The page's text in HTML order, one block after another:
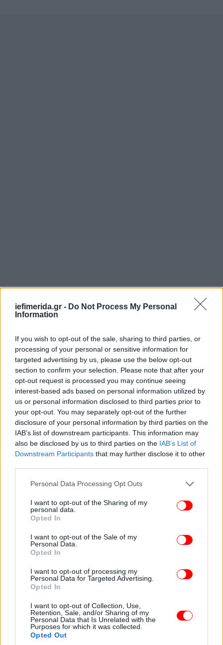
iefimerida.gr - Do Not Process My Personal
Information
If you wish to opt-out of the sale, sharing to third parties, or
processing of your personal or sensitive information for
targeted advertising by us, please use the below opt-out
section to confirm your selection. Please note that after your
opt-out request is processed you may continue seeing
interest-based ads based on personal information utilized by
us or personal information disclosed to third parties prior to
your opt-out. You may separately opt-out of the further
disclosure of your personal information by third parties on the
IAB’s list of downstream participants. This information may
also be disclosed by us to third parties on the IAB’s List of
Downstream Participants that may further disclose it to other
Please note that this website/app uses one or more Google
not limited to your visit or usage behaviour. You may click to
grant or deny consent to Google and its third-party tags to
use your data for below specified purposes in below Google
consent section.
Personal Data Processing Opt Outs
I want to opt-out of the Sharing of my
personal data.
Opted In
I want to opt-out of the Sale of my
Personal Data.
Opted In
I want to opt-out of processing my
Personal Data for Targeted Advertising.
Opted In
I want to opt-out of Collection, Use,
Retention, Sale, and/or Sharing of my
Personal Data that Is Unrelated with the
Purposes for which it was collected.
Opted Out
Από την Εθνική Λυρική Σκηνή η Ιφιγένεια εν Αυλίδι
παρουσιάζεται για πρώτη φορά, ενώ η Ιφιγένεια εν
Ταύροις παραστάθηκε για πρώτη φορά στις 2
Οκτωβρίου 1946 στο Ωδείο Ηρώδου Αττικού, σε
μουσική διεύθυνση Αντίοχου Ευαγγελάτου και
σκηνοθεσία Κίμωνα Τριανταφύλλου. Γιατί, όμως,
τώρα η παρουσίαση των Ιφιγενειών; «Γιατί ο
πόλεμος είναι ξανά δίπλα μας. Γιατί έχουμε ανάγκη
τα μεγάλα κείμενα για να αποστασιοποιηθούμε από
το τρομακτικό παρόν και να αναστοχαστούμε το
δυσοίωνο μέλλον μας. Γιατί η τραγική μοίρα του
οίκου των Ατρειδών –πριν και μετά το δραματικό
διαχρονικό και πανανθρώπινο μάθημα για τον
άνθρωπο», όπως σημειώνει ο Καλλιτεχνικός
Διευθυντής της ΕΛΣ Γιώργος Κουμεντάκης.
O γεννημένος στη Μόσχα Ντμίτρι Τσερνιακόφ
θεωρείται ένας από τους πιο επιδραστικούς
σημαντικότερα βραβεία της όπερας όχι μόνο για τη
σκηνοθετική αλλά και για τη σκηνογραφική του
επιμελείται και τη σκηνογραφία σε όλες τις
παραγωγές του. Εξαιρετικά παραγωγικός και
εμπνευσμένος, έχει λάβει διθυραμβικές κριτικές